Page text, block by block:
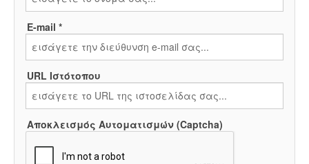
E-mail *
URL Ιστότοπου
Αποκλεισμός Αυτοματισμών (Captcha)